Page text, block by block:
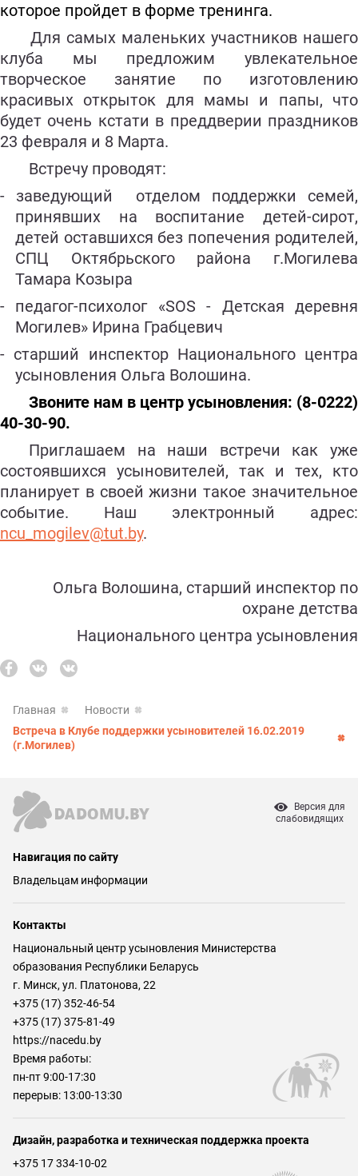
которое пройдет в форме тренинга.
Для самых маленьких участников нашего
клуба мы предложим увлекательное
творческое занятие по изготовлению
красивых открыток для мамы и папы, что
будет очень кстати в преддверии праздников
23 февраля и 8 Марта.
Встречу проводят:
- заведующий
отделом поддержки семей,
принявших на воспитание детей-сирот,
детей оставшихся без попечения родителей,
СПЦ Октябрьского района г.Могилева
Тамара Козыра
- педагог-психолог «SOS - Детская деревня
Могилев» Ирина Грабцевич
- старший инспектор Национального центра
усыновления Ольга Волошина.
Звоните нам в центр усыновления: (8-0222)
40-30-90.
Приглашаем на наши встречи как уже
состоявшихся усыновителей, так и тех, кто
планирует в своей жизни такое значительное
событие. Наш электронный адрес:
ncu_mogilev@tut.by.
Ольга Волошина, старший инспектор по
охране детства
Национального центра усыновления
Главная
Новости
Встреча в Клубе поддержки усыновителей 16.02.2019
(г.Могилев)
Версия для
слабовидящих
Навигация по сайту
Владельцам информации
Контакты
Национальный центр усыновления Министерства
образования Республики Беларусь
г. Минск, ул. Платонова, 22
+375 (17) 352-46-54
+375 (17) 375-81-49
https://nacedu.by
Время работы:
пн-пт 9:00-17:30
перерыв: 13:00-13:30
Дизайн, разработка и техническая поддержка проекта
+375 17 334-10-02